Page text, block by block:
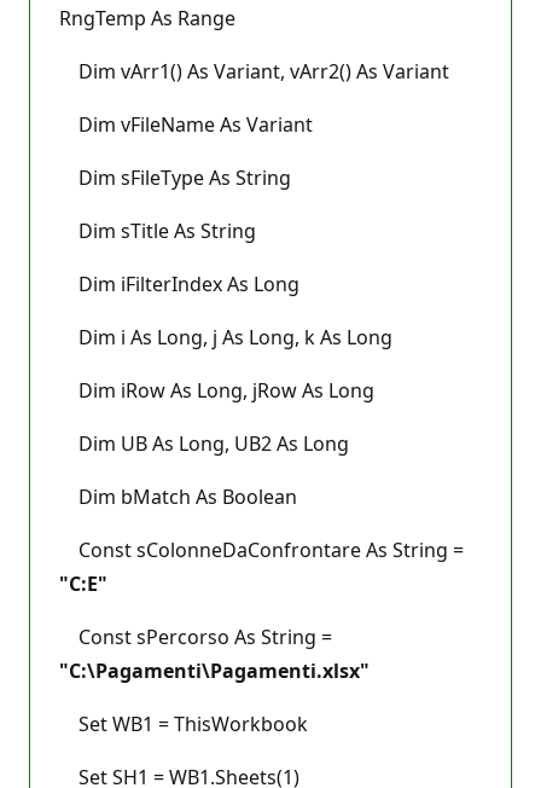
RngTemp As Range
Dim vArr1() As Variant, vArr2() As Variant
Dim vFileName As Variant
Dim sFileType As String
Dim sTitle As String
Dim iFilterIndex As Long
Dim i As Long, j As Long, k As Long
Dim iRow As Long, jRow As Long
Dim UB As Long, UB2 As Long
Dim bMatch As Boolean
Const sColonneDaConfrontare As String =
"C:E"
Const sPercorso As String =
"C:\Pagamenti\Pagamenti.xlsx"
Set WB1 = ThisWorkbook
Set SH1 = WB1.Sheets(1)